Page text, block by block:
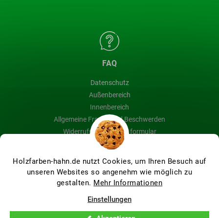
Holzfarben-hahn.de nutzt Cookies, um Ihren Besuch auf
unseren Websites so angenehm wie möglich zu
gestalten. Mehr Informationen
Einstellungen
FAQ
Datenschutz
Außenbereich
Innenbereich
Allgemeine Fragen und Beschwerden
Widerrufsbelehrung & formular
Blog